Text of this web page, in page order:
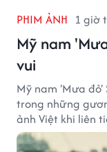
PHIM ẢNH 1 giờ
Mỹ nam
vui
Mỹ nam 'Mưa
trong những
ảnh Việt khi liên